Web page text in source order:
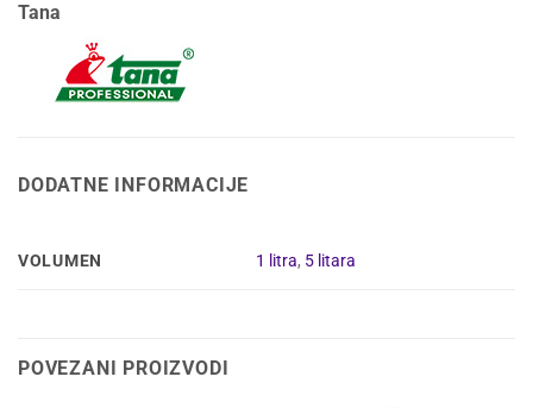
Tana
DODATNE INFORMACIJE
VOLUMEN 1 litra, 5 litara
POVEZANI PROIZVODI